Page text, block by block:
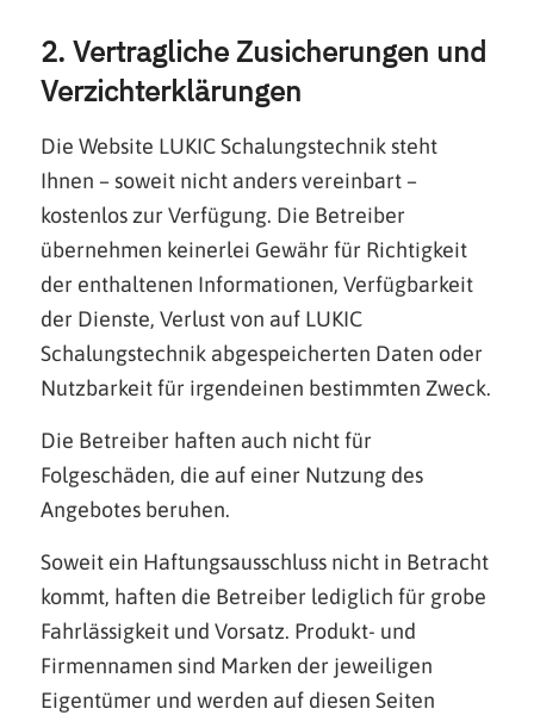
2. Vertragliche Zusicherungen und
Verzichterklärungen
Die Website LUKIC Schalungstechnik steht
Ihnen – soweit nicht anders vereinbart –
kostenlos zur Verfügung. Die Betreiber
übernehmen keinerlei Gewähr für Richtigkeit
der enthaltenen Informationen, Verfügbarkeit
der Dienste, Verlust von auf LUKIC
Schalungstechnik abgespeicherten Daten oder
Nutzbarkeit für irgendeinen bestimmten Zweck.
Die Betreiber haften auch nicht für
Folgeschäden, die auf einer Nutzung des
Angebotes beruhen.
Soweit ein Haftungsausschluss nicht in Betracht
kommt, haften die Betreiber lediglich für grobe
Fahrlässigkeit und Vorsatz. Produkt- und
Firmennamen sind Marken der jeweiligen
Eigentümer und werden auf diesen Seiten